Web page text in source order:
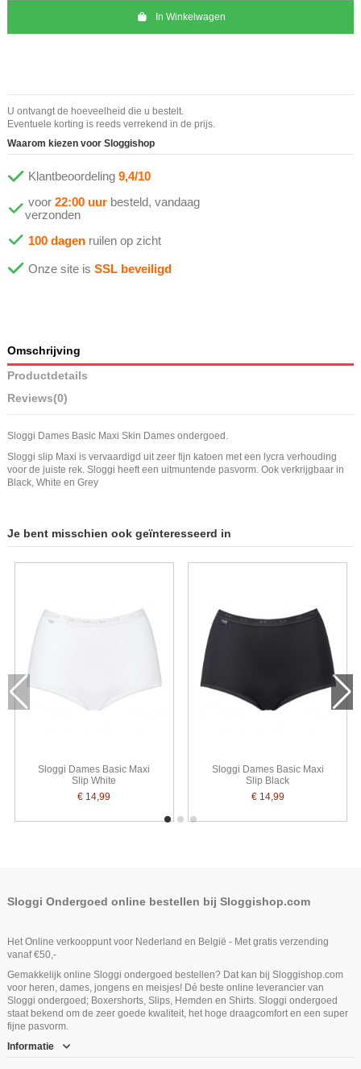
In Winkelwagen
U ontvangt de hoeveelheid die u bestelt.
Eventuele korting is reeds verrekend in de prijs.
Waarom kiezen voor Sloggishop
Klantbeoordeling 9,4/10
voor 22:00 uur besteld, vandaag
verzonden
100 dagen ruilen op zicht
Onze site is SSL beveiligd
Omschrijving
Productdetails
Reviews(0)
Sloggi Dames Basic Maxi Skin Dames ondergoed.
Sloggi slip Maxi is vervaardigd uit zeer fijn katoen met een lycra verhouding
voor de juiste rek. Sloggi heeft een uitmuntende pasvorm. Ook verkrijgbaar in
Black, White en Grey
Je bent misschien ook geïnteresseerd in
Sloggi Dames Basic Maxi
Slip White
€ 14,99
Sloggi Dames Basic Maxi
Slip Black
€ 14,99
Sloggi Ondergoed online bestellen bij Sloggishop.com
Het Online verkooppunt voor Nederland en België - Met gratis verzending
vanaf €50,-
Gemakkelijk online Sloggi ondergoed bestellen? Dat kan bij Sloggishop.com
voor heren, dames, jongens en meisjes! Dé beste online leverancier van
Sloggi ondergoed; Boxershorts, Slips, Hemden en Shirts. Sloggi ondergoed
staat bekend om de zeer goede kwaliteit, het hoge draagcomfort en een super
fijne pasvorm.
Informatie